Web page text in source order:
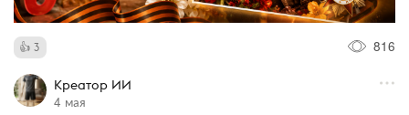
3 816
Креатор ИИ
4 мая